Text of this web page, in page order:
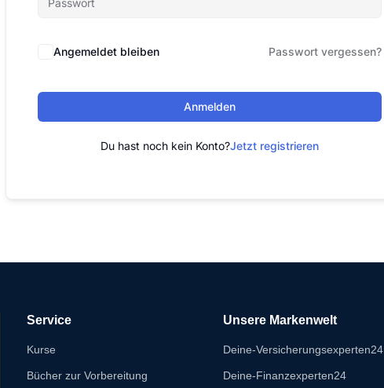
Angemeldet bleiben Passwort vergessen?
Anmelden
Du hast noch kein Konto?Jetzt registrieren
Service
Kurse
Bücher zur Vorbereitung
Unsere Markenwelt
Deine-Versicherungsexperten24
Deine-Finanzexperten24